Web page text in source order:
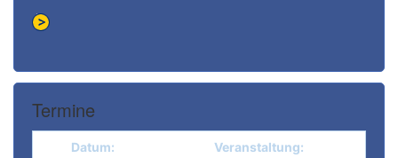
Termine
Datum: Veranstaltung: